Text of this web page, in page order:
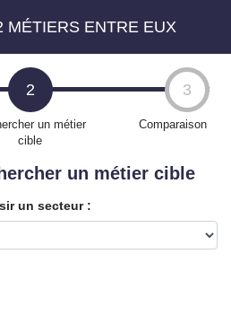
MÉTIERS ENTRE EUX
2 3
un métier
cible
Comparaison
un métier cible
un secteur :